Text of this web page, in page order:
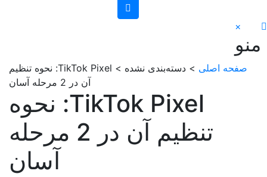
صفحه اصلی
> دسته‌بندی نشده > TikTok Pixel: نحوه تنظیم
آن در 2 مرحله آسان
TikTok Pixel: نحوه
تنظیم آن در 2 مرحله
آسان